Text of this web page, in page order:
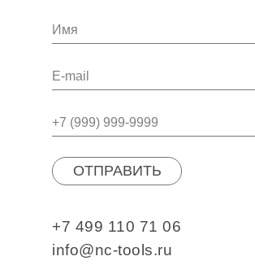
+7 499 110 71 06
info@nc-tools.ru
ОТПРАВИТЬ